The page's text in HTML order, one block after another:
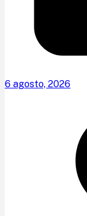
6 agosto, 2026